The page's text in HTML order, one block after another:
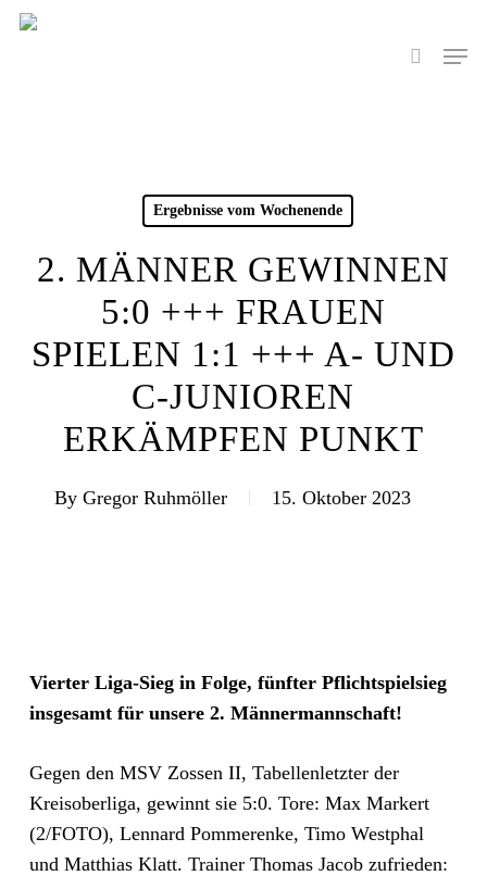
Skip
search
Menu
Ergebnisse vom Wochenende
2. MÄNNER GEWINNEN
5:0 +++ FRAUEN
SPIELEN 1:1 +++ A- UND
C-JUNIOREN
ERKÄMPFEN PUNKT
By Gregor Ruhmöller 15. Oktober 2023
Vierter Liga-Sieg in Folge, fünfter Pflichtspielsieg
insgesamt für unsere 2. Männermannschaft!
Gegen den MSV Zossen II, Tabellenletzter der
Kreisoberliga, gewinnt sie 5:0. Tore: Max Markert
(2/FOTO), Lennard Pommerenke, Timo Westphal
und Matthias Klatt. Trainer Thomas Jacob zufrieden: